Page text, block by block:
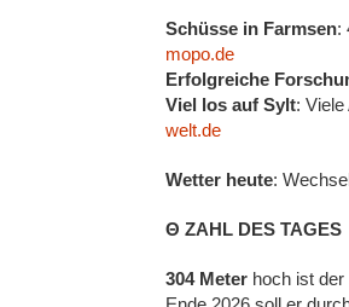
Schüsse in Farmsen:
mopo.de
Erfolgreiche
Viel los auf Sylt:
welt.de
Wetter heute:
Θ ZAHL DES TAGES
304 Meter hoch ist